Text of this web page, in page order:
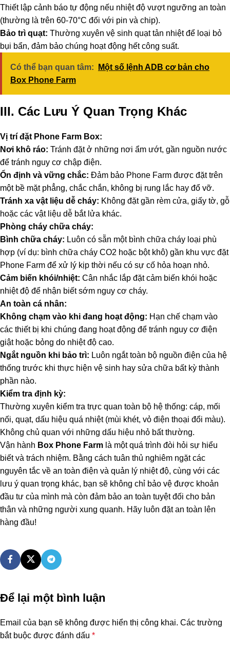
Thiết lập cảnh báo tự động nếu nhiệt độ vượt ngưỡng an toàn
(thường là trên 60-70°C đối với pin và chip).
Bảo trì quạt: Thường xuyên vệ sinh quạt tản nhiệt để loại bỏ
bụi bẩn, đảm bảo chúng hoạt động hết công suất.
Có thể bạn quan tâm:
Một số lệnh ADB cơ bản cho
Box Phone Farm
III. Các Lưu Ý Quan Trọng Khác
Vị trí đặt Phone Farm Box:
Nơi khô ráo: Tránh đặt ở những nơi ẩm ướt, gần nguồn nước
để tránh nguy cơ chập điện.
Ổn định và vững chắc: Đảm bảo Phone Farm được đặt trên
một bề mặt phẳng, chắc chắn, không bị rung lắc hay đổ vỡ.
Tránh xa vật liệu dễ cháy: Không đặt gần rèm cửa, giấy tờ, gỗ
hoặc các vật liệu dễ bắt lửa khác.
Phòng cháy chữa cháy:
Bình chữa cháy: Luôn có sẵn một bình chữa cháy loại phù
hợp (ví dụ: bình chữa cháy CO2 hoặc bột khô) gần khu vực đặt
Phone Farm để xử lý kịp thời nếu có sự cố hỏa hoạn nhỏ.
Cảm biến khói/nhiệt: Cân nhắc lắp đặt cảm biến khói hoặc
nhiệt độ để nhận biết sớm nguy cơ cháy.
An toàn cá nhân:
Không chạm vào khi đang hoạt động: Hạn chế chạm vào
các thiết bị khi chúng đang hoạt động để tránh nguy cơ điện
giật hoặc bỏng do nhiệt độ cao.
Ngắt nguồn khi bảo trì: Luôn ngắt toàn bộ nguồn điện của hệ
thống trước khi thực hiện vệ sinh hay sửa chữa bất kỳ thành
phần nào.
Kiểm tra định kỳ:
Thường xuyên kiểm tra trực quan toàn bộ hệ thống: cáp, mối
nối, quạt, dấu hiệu quá nhiệt (mùi khét, vỏ điện thoại đổi màu).
Không chủ quan với những dấu hiệu nhỏ bất thường.
Vận hành Box Phone Farm là một quá trình đòi hỏi sự hiểu
biết và trách nhiệm. Bằng cách tuân thủ nghiêm ngặt các
nguyên tắc về an toàn điện và quản lý nhiệt độ, cùng với các
lưu ý quan trọng khác, bạn sẽ không chỉ bảo vệ được khoản
đầu tư của mình mà còn đảm bảo an toàn tuyệt đối cho bản
thân và những người xung quanh. Hãy luôn đặt an toàn lên
hàng đầu!
Để lại một bình luận
Email của bạn sẽ không được hiển thị công khai. Các trường
bắt buộc được đánh dấu *